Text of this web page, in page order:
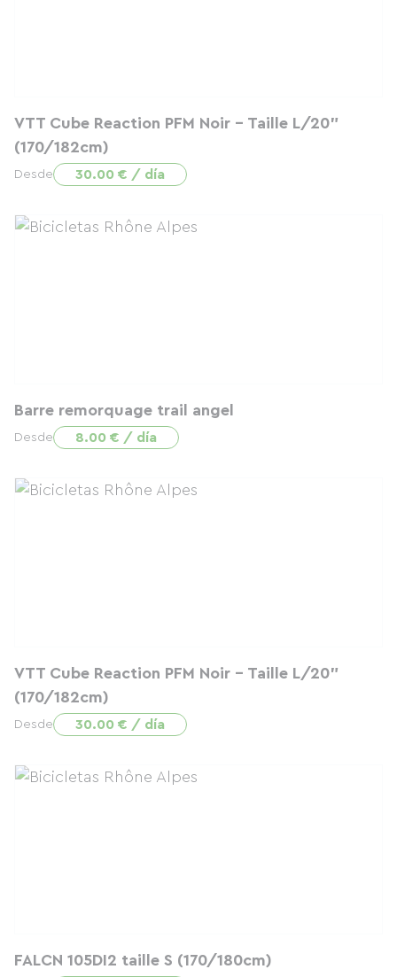
VTT Cube Reaction PFM Noir - Taille L/20"
(170/182cm)
Desde 30.00 € / día
Barre remorquage trail angel
Desde 8.00 € / día
VTT Cube Reaction PFM Noir - Taille L/20"
(170/182cm)
Desde 30.00 € / día
FALCN 105DI2 taille S (170/180cm)